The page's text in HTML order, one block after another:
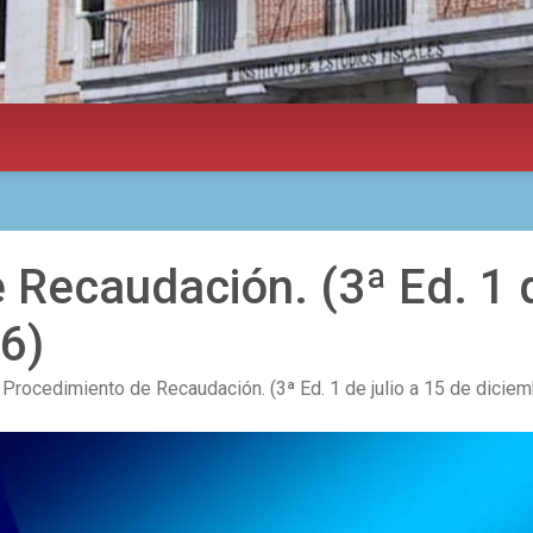
(3ª Ed. 1
Procedimiento de Recaudación. (3ª Ed. 1 de julio a 15 de